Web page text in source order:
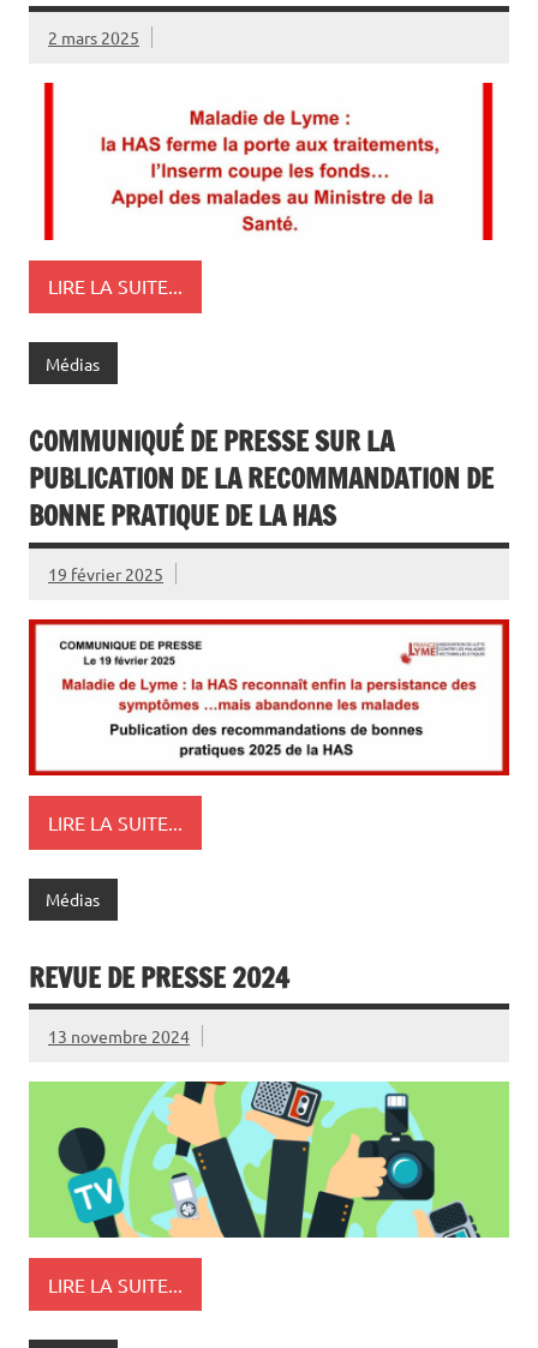
2 mars 2025
LIRE LA SUITE...
Médias
COMMUNIQUÉ DE PRESSE SUR LA
PUBLICATION DE LA RECOMMANDATION DE
BONNE PRATIQUE DE LA HAS
19 février 2025
LIRE LA SUITE...
Médias
REVUE DE PRESSE 2024
13 novembre 2024
LIRE LA SUITE...